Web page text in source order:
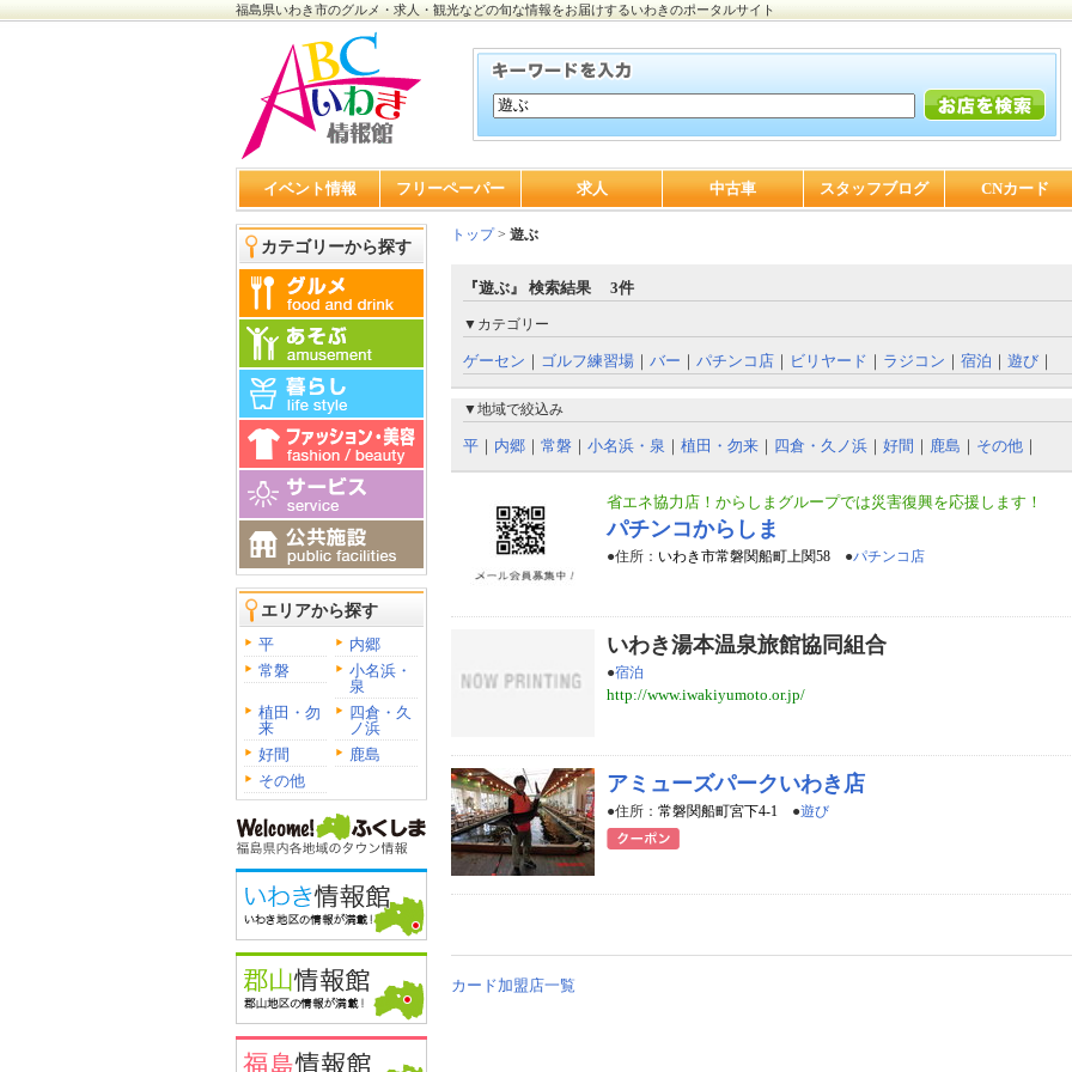
福島県いわき市のグルメ・求人・観光などの旬な情報をお届けするいわきのポータルサイト
イベント情報 フリーペーパー 求人 中古車 スタッフブログ CNカード
カテゴリーから探す
エリアから探す
平
内郷
常磐
小名浜・
泉
植田・勿
来
四倉・久
ノ浜
好間
鹿島
その他
トップ> 遊ぶ
『遊ぶ』 検索結果 3件
▼カテゴリー
ゲーセン ｜ ゴルフ練習場 ｜ バー ｜ パチンコ店 ｜ ビリヤード ｜ ラジコン ｜ 宿泊 ｜ 遊び ｜
▼地域で絞込み
平 ｜ 内郷 ｜ 常磐 ｜ 小名浜・泉 ｜ 植田・勿来 ｜ 四倉・久ノ浜 ｜ 好間 ｜ 鹿島 ｜ その他 ｜
省エネ協力店！からしまグループでは災害復興を応援します！
パチンコからしま
●住所： いわき市常磐関船町上関58 ●パチンコ店
いわき湯本温泉旅館協同組合
●宿泊
http://www.iwakiyumoto.or.jp/
アミューズパークいわき店
●住所： 常磐関船町宮下4-1 ●遊び
カード加盟店一覧